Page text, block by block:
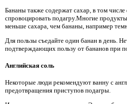
Бананы также содержат сахар, в том
спровоцировать подагру.Многие
меньше сахара, чем бананы, например
Для пользы съедайте один банан в день.
подтверждающих пользу от бананов при
Английская соль
Некоторые люди рекомендуют ванну с
предотвращения приступов подагры.